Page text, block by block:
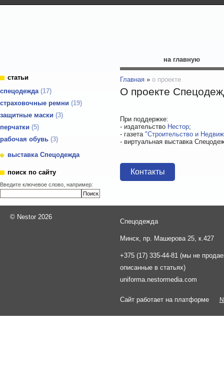
на главную
статьи
cпецодежда 17
страховочные ремни
19
защитные маски 3
перчатки 5
рабочая обувь 3
выставка Спецодежда
поиск по сайту
Введите ключевое слово, например:
Главная » о проекте
О проекте
При поддержке:
- издательство Нестор;
- газета "Строительство и
- виртуальная выставка
Контакты
© Nestor 2026
Спецодежда
Минск, пр. Машерова 25, к.427
+375 (17) 335-44-81 (мы не
описанные в статьях)
uniforma.nestormedia.com
Сайт работает на платформе